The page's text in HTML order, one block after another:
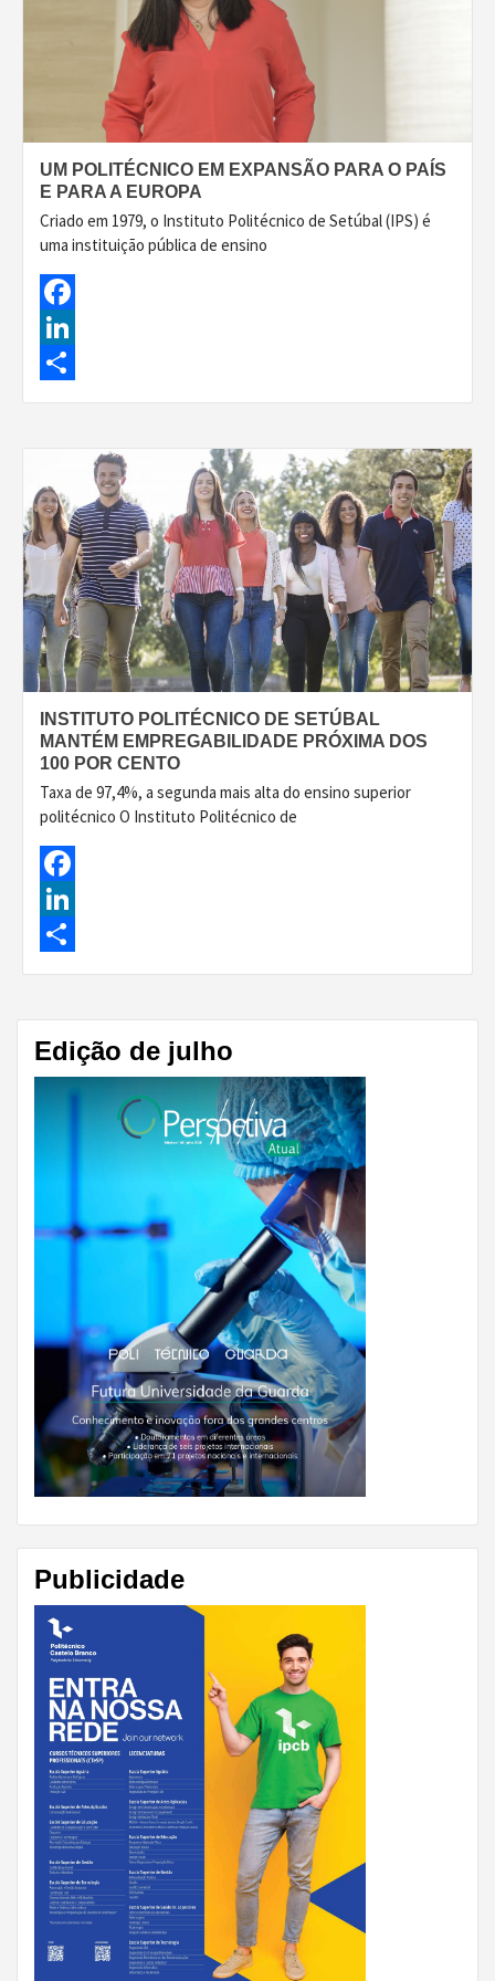
UM POLITÉCNICO EM EXPANSÃO PARA O PAÍS
E PARA A EUROPA
Criado em 1979, o Instituto Politécnico de Setúbal (IPS) é
uma instituição pública de ensino
Facebook
LinkedIn
Share
INSTITUTO POLITÉCNICO DE SETÚBAL
MANTÉM EMPREGABILIDADE PRÓXIMA DOS
100 POR CENTO
Taxa de 97,4%, a segunda mais alta do ensino superior
politécnico O Instituto Politécnico de
Facebook
LinkedIn
Share
Edição de julho
Publicidade